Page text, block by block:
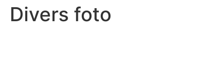
Divers foto